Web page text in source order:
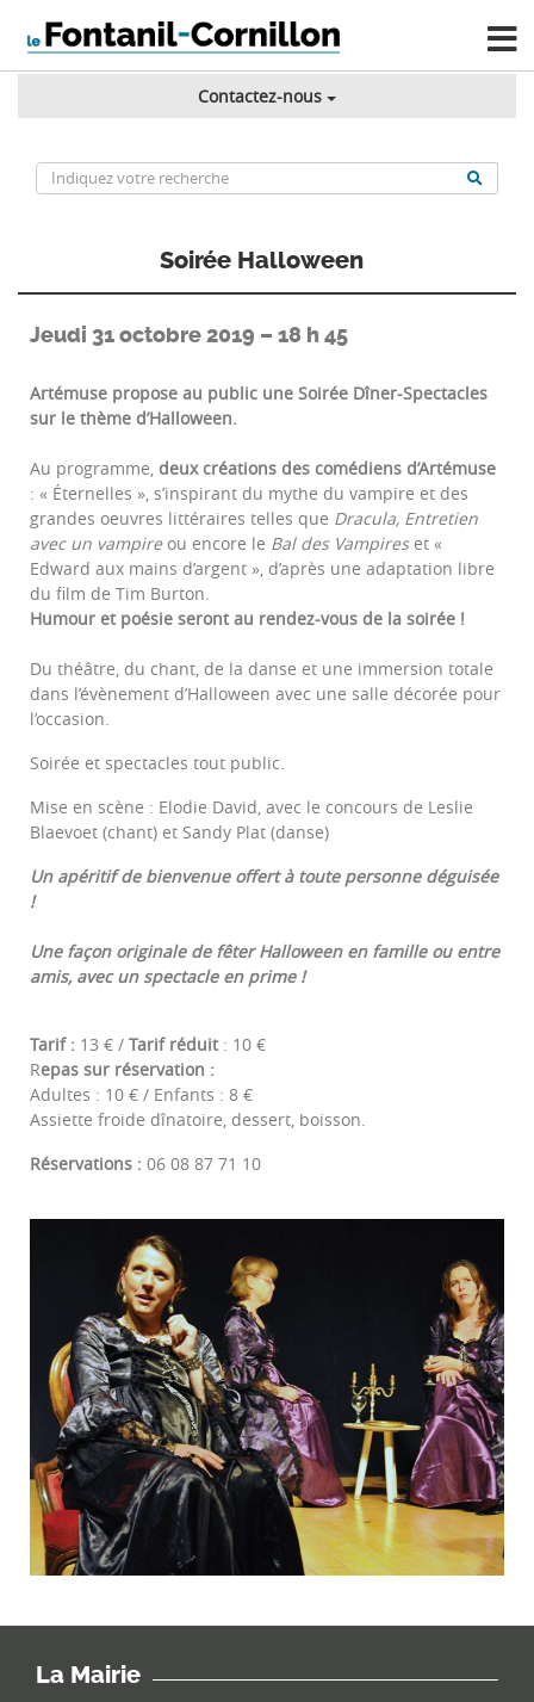
Contactez-nous
Soirée Halloween
Jeudi 31 octobre 2019 – 18 h 45
Artémuse propose au public une Soirée Dîner-Spectacles
sur le thème d’Halloween.
Au programme, deux créations des comédiens d’Artémuse
: « Éternelles », s’inspirant du mythe du vampire et des
grandes oeuvres littéraires telles que Dracula, Entretien
avec un vampireou encore le Bal des Vampireset «
Edward aux mains d’argent », d’après une adaptation libre
du film de Tim Burton.
Humour et poésie seront au rendez-vous de la soirée !
Du théâtre, du chant, de la danse et une immersion totale
dans l’évènement d’Halloween avec une salle décorée pour
l’occasion.
Soirée et spectacles tout public.
Mise en scène : Elodie David, avec le concours de Leslie
Blaevoet (chant) et Sandy Plat (danse)
Un apéritif de bienvenue offert à toute personne déguisée
!
Une façon originale de fêter Halloween en famille ou entre
amis, avec un spectacle en prime !
Tarif : 13 € / Tarif réduit : 10 €
Repas sur réservation :
Adultes : 10 € / Enfants : 8 €
Assiette froide dînatoire, dessert, boisson.
Réservations : 06 08 87 71 10
La Mairie